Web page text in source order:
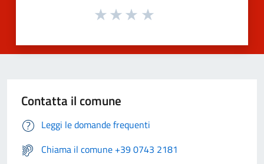
Contatta il comune
Leggi le domande frequenti
Chiama il comune +39 0743 2181